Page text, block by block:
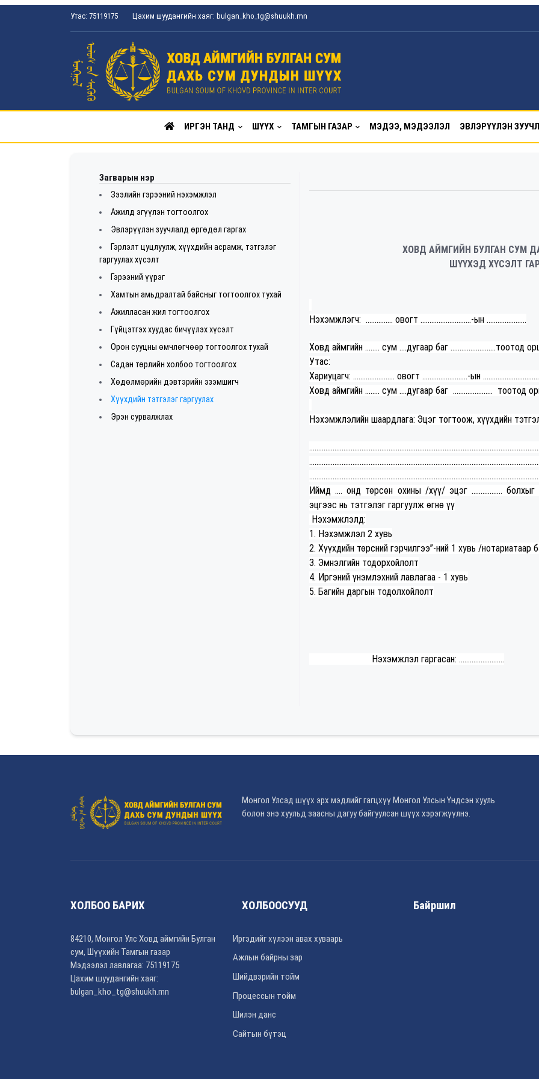
Утас: 75119175 Цахим шуудангийн хаяг: bulgan_kho_tg@shuukh.mn
ИРГЭН ТАНД ШҮҮХ ТАМГЫН ГАЗАР МЭДЭЭ, МЭДЭЭЛЭЛ ЭВЛЭРҮҮЛЭН
Загварын нэр
Зээлийн гэрээний нэхэмжлэл
Ажилд эгүүлэн тогтоолгох
Эвлэрүүлэн зуучлалд өргөдөл гаргах
Гэрлэлт цуцлуулж, хүүхдийн асрамж, тэтгэлэг
гаргуулах хүсэлт
Гэрээний үүрэг
Хамтын амьдралтай байсныг тогтоолгох тухай
Ажилласан жил тогтоолгох
Гүйцэтгэх хуудас бичүүлэх хүсэлт
Орон сууцны өмчлөгчөөр тогтоолгох тухай
Садан төрлийн холбоо тогтоолгох
Хөдөлмөрийн дэвтэрийн эзэмшигч
Хүүхдийн тэтгэлэг гаргуулах
Эрэн сурвалжлах
ХОВД АЙМГИЙН БУЛГАН СУМ
ШҮҮХЭД ХҮСЭЛТ
Нэхэмжлэгч: ............... овогт ............................-ын ......................
Ховд аймгийн ........ сум ....дугаар баг .........................тоотод
Утас:
Хариуцагч: ....................... овогт .........................-ын
Ховд аймгийн ........ сум ....дугаар баг ...................... тоотод
Нэхэмжлэлийн шаардлага: Эцэг тогтоож, хүүхдийн
Иймд .... онд төрсөн охины /хүү/ эцэг .................
эцгээс нь тэтгэлэг гаргуулж өгнө үү
Нэхэмжлэлд:
1. Нэхэмжлэл 2 хувь
2. Хүүхдийн төрсний гэрчилгээ”-ний 1 хувь /нотариатаар
3. Эмнэлгийн тодорхойлолт
4. Иргэний үнэмлэхний лавлагаа - 1 хувь
5. Багийн даргын тодолхойлолт
Нэхэмжлэл гаргасан: .........................
Монгол Улсад шүүх эрх мэдлийг гагцхүү Монгол Улсын Үндсэн хууль
болон энэ хуульд заасны дагуу байгуулсан шүүх хэрэгжүүлнэ.
ХОЛБОО БАРИХ
84210, Монгол Улс Ховд аймгийн Булган
сум, Шүүхийн Тамгын газар
Мэдээлэл лавлагаа: 75119175
Цахим шуудангийн хаяг:
bulgan_kho_tg@shuukh.mn
ХОЛБООСУУД
Иргэдийг хүлээн авах хуваарь
Ажлын байрны зар
Шийдвэрийн тойм
Процессын тойм
Шилэн данс
Сайтын бүтэц
Байршил